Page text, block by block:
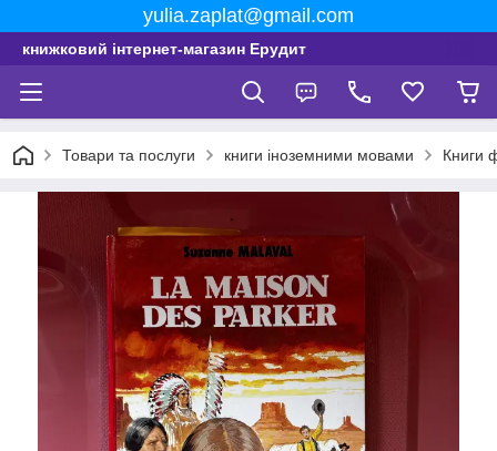
yulia.zaplat@gmail.com
книжковий інтернет-магазин Ерудит
Товари та послуги книги іноземними мовами Книги